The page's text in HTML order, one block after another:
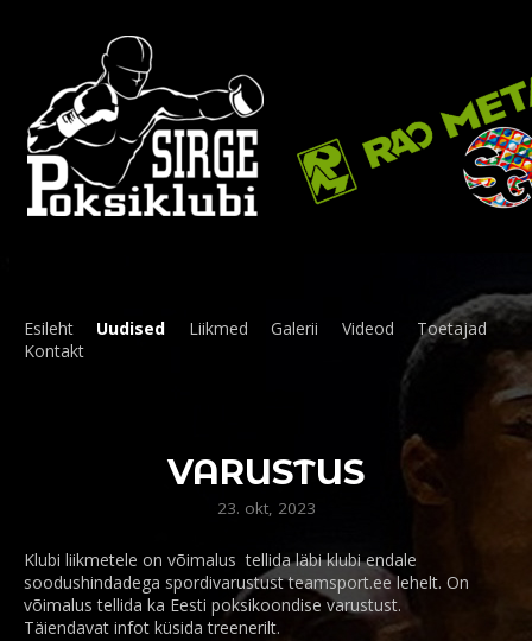
Esileht Uudised Liikmed Galerii Videod
Toetajad
Kontakt
VARUSTUS
23. okt, 2023
Klubi liikmetele on võimalus tellida läbi klubi endale
soodushindadega spordivarustust teamsport.ee lehelt. On
võimalus tellida ka Eesti poksikoondise varustust.
Täiendavat infot küsida treenerilt.